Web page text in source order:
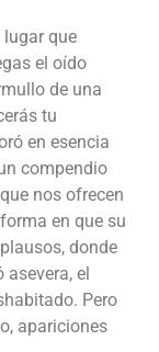
lugar que
el oído
de una
tu
en esencia
compendio
nos ofrecen
en que su
donde
el
Pero
apariciones